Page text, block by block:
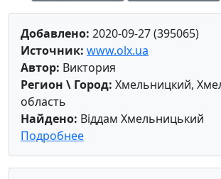
Добавлено: 2020-09-27 (395065)
Источник: www.olx.ua
Автор: Виктория
Регион \ Город: Хмельницкий,
область
Найдено: Віддам Хмельницький
Подробнее